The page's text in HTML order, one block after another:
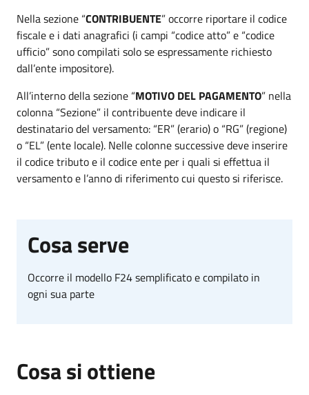
Nella sezione “CONTRIBUENTE” occorre riportare il codice
fiscale e i dati anagrafici (i campi “codice atto” e “codice
ufficio” sono compilati solo se espressamente richiesto
dall’ente impositore).
All’interno della sezione “MOTIVO DEL PAGAMENTO” nella
colonna “Sezione” il contribuente deve indicare il
destinatario del versamento: “ER” (erario) o “RG” (regione)
o “EL” (ente locale). Nelle colonne successive deve inserire
il codice tributo e il codice ente per i quali si effettua il
versamento e l’anno di riferimento cui questo si riferisce.
Cosa serve
Occorre il modello F24 semplificato e compilato in
ogni sua parte
Cosa si ottiene